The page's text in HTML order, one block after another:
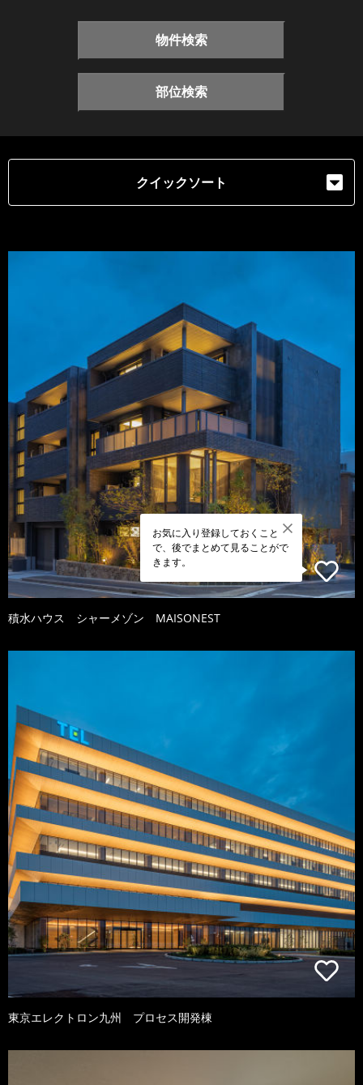
物件検索
部位検索
クイックソート
お気に入り登録しておくこと
で、後でまとめて見ることがで
きます。
積水ハウス シャーメゾン MAISONEST
東京エレクトロン九州 プロセス開発棟